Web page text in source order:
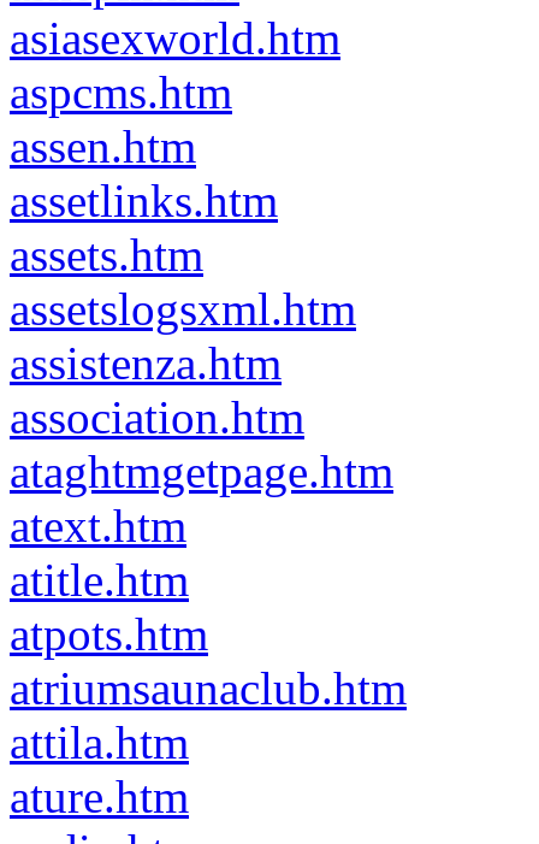
asiasexworld.htm
aspcms.htm
assen.htm
assetlinks.htm
assets.htm
assetslogsxml.htm
assistenza.htm
association.htm
ataghtmgetpage.htm
atext.htm
atitle.htm
atpots.htm
atriumsaunaclub.htm
attila.htm
ature.htm